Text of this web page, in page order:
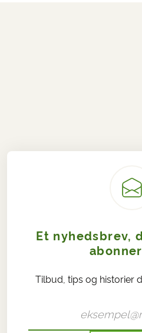
Et nyhedsbrev,
Tilbud, tips og historier